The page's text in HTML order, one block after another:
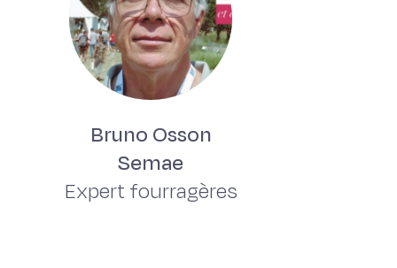
Bruno Osson
Semae
Expert fourragères